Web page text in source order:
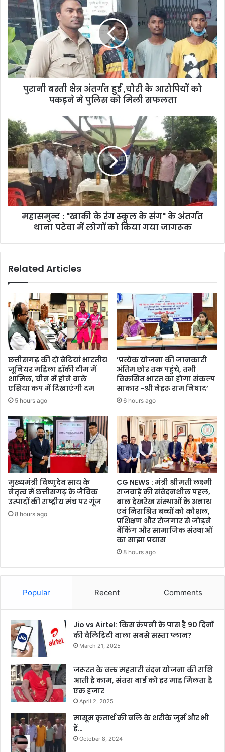
बस्ती
क्षेत्र
अंतर्गत
हुई
,चोरी
के
आरोपियों
को
को
मिली
सफलता
पुरानी बस्ती क्षेत्र अंतर्गत हुई ,चोरी के आरोपियों को
पकड़ने मे पुलिस को मिली सफलता
महासमुन्द
:
"खाकी
के
रंग
स्कूल
के
संग"
के
अंतर्गत
को
जागरूक
महासमुन्द : "खाकी के रंग स्कूल के संग" के अंतर्गत
थाना पटेवा में लोगों को किया गया जागरूक
Related Articles
छत्तीसगढ़ की दो बेटियां भारतीय
जूनियर महिला हॉकी टीम में
शामिल, चीन में होने वाले
एशिया कप में दिखाएंगी दम
5 hours ago
’प्रत्येक योजना की जानकारी
अंतिम छोर तक पहुंचे, तभी
विकसित भारत का होगा संकल्प
साकार -श्री नेहरू राम निषाद’
6 hours ago
मुख्यमंत्री विष्णुदेव साय के
नेतृत्व में छत्तीसगढ़ के जैविक
उत्पादों की राष्ट्रीय मंच पर गूंज
8 hours ago
CG NEWS : मंत्री श्रीमती लक्ष्मी
राजवाड़े की संवेदनशील पहल,
बाल देखरेख संस्थाओं के अनाथ
एवं निराश्रित बच्चों को कौशल,
प्रशिक्षण और रोजगार से जोड़ने
बैंकिंग और सामाजिक संस्थाओं
का साझा प्रयास
8 hours ago
Popular Recent Comments
Jio vs Airtel: किस कंपनी के पास है 90 दिनों
की वैलिडिटी वाला सबसे सस्ता प्लान?
March 21, 2025
जरूरत के वक्त महतारी वंदन योजना की राशि
आती है काम, संतरा बाई को हर माह मिलता है
एक हजार
April 2, 2025
मासूम कृतार्थ की बलि के शरीके जुर्म और भी
हैं…
October 8, 2024